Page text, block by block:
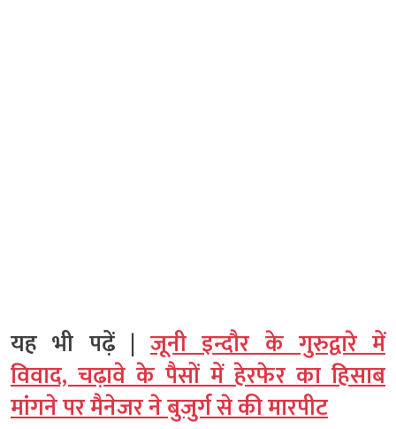
यह भी पढ़ें | जूनी इन्दौर के गुरुद्वारे में
विवाद, चढ़ावे के पैसों में हेरफेर का हिसाब
मांगने पर मैनेजर ने बुजुर्ग से की मारपीट